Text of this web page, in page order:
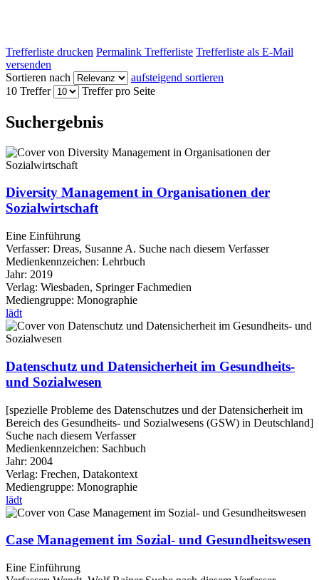
Trefferliste drucken Permalink Trefferliste Trefferliste als E-Mail
versenden
Sortieren nach
aufsteigend sortieren
10 Treffer
Treffer pro Seite
Suchergebnis
Diversity Management in Organisationen der
Sozialwirtschaft
Eine Einführung
Verfasser: Dreas, Susanne A. Suche nach diesem Verfasser
Medienkennzeichen: Lehrbuch
Jahr: 2019
Verlag: Wiesbaden, Springer Fachmedien
Mediengruppe: Monographie
lädt
Datenschutz und Datensicherheit im Gesundheits-
und Sozialwesen
[spezielle Probleme des Datenschutzes und der Datensicherheit im
Bereich des Gesundheits- und Sozialwesens (GSW) in Deutschland]
Suche nach diesem Verfasser
Medienkennzeichen: Sachbuch
Jahr: 2004
Verlag: Frechen, Datakontext
Mediengruppe: Monographie
lädt
Case Management im Sozial- und Gesundheitswesen
Eine Einführung